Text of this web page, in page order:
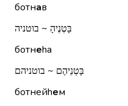
ботнав
בָּטְנֶיהָ ~ בוטניה
ботнеhа
בָּטְנֵיהֶם ~ בוטניהם
ботнейhем